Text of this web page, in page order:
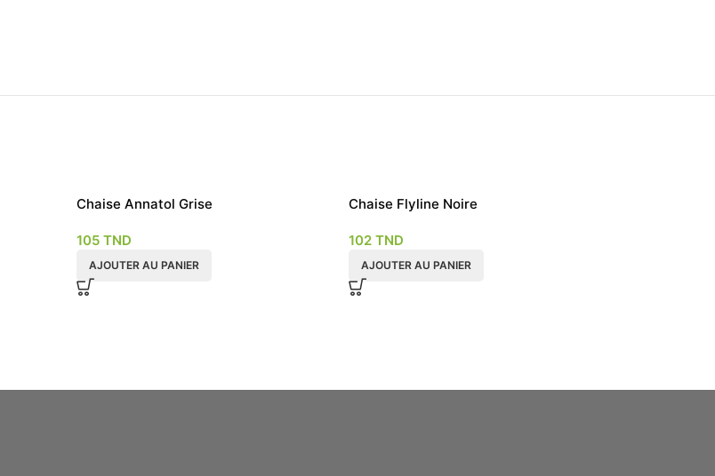
Chaise Annatol Grise
105 TND
AJOUTER AU PANIER
Chaise Flyline Noire
102 TND
AJOUTER AU PANIER